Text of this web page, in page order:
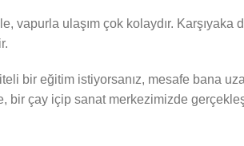
vapurla ulaşım çok kolaydır. Karşıyaka
bir eğitim istiyorsanız, mesafe bana
çay içip sanat merkezimizde